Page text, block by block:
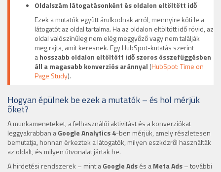
Oldalszám látogatásonként és oldalon eltöltött idő
Ezek a mutatók együtt árulkodnak arról, mennyire köti le a
látogatót az oldal tartalma. Ha az oldalon eltöltött idő rövid, az
oldal valószínűleg nem elég meggyőző vagy nem találják
meg rajta, amit keresnek. Egy HubSpot-kutatás szerint
ahosszabb oldalon eltöltött idő szoros összefüggésben
áll a magasabb konverziós aránnyal (HubSpot: Time on
Page Study).
Hogyan épülnek be ezek a mutatók – és hol mérjük
őket?
A munkameneteket, a felhasználói aktivitást és a konverziókat
leggyakrabban aGoogle Analytics 4-ben mérjük, amely részletesen
bemutatja, honnan érkeztek a látogatók, milyen eszközről használták
az oldalt, és milyen útvonalat jártak be.
A hirdetési rendszerek – mint aGoogle Adsés aMeta Ads– további